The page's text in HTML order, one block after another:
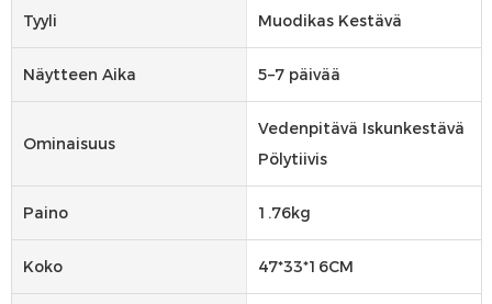
Tyyli Muodikas Kestävä
Näytteen Aika 5–7 päivää
Ominaisuus
Vedenpitävä Iskunkestävä
Pölytiivis
Paino 1.76kg
Koko 47*33*16CM